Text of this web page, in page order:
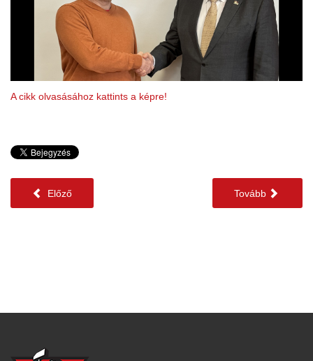
A cikk olvasásához kattints a képre!
Előző Tovább